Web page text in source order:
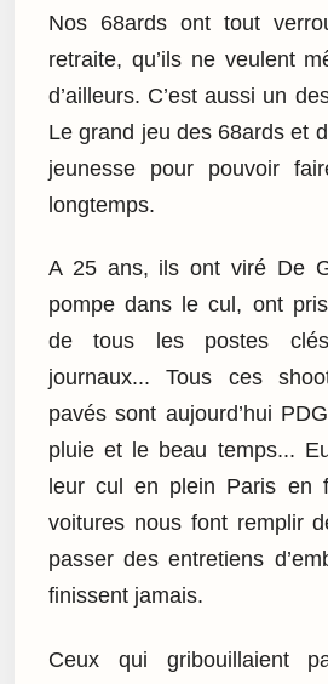
Nos 68ards ont tout
retraite, qu’ils ne veulent
d’ailleurs. C’est aussi un
Le grand jeu des 68ards et
jeunesse pour pouvoir
longtemps.
A 25 ans, ils ont viré De
pompe dans le cul, ont
de tous les postes
journaux... Tous ces
pavés sont aujourd’hui
pluie et le beau temps...
leur cul en plein Paris en
voitures nous font remplir
passer des entretiens
finissent jamais.
Ceux qui gribouillaient